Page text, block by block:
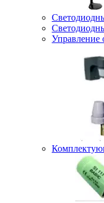
Управление